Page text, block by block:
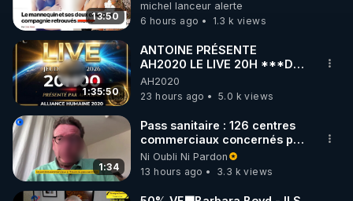
🌱 VIDÉOS NON CENSURÉES SUR ODYSEE
Toutes les vidéos Youtube sont aussi sur la
http://rgnr.li/odysee
🌱 LES STAGES EN PRÉSENTIEL
http://rgnr.li/stages
13:50
michel lanceur alerte
6 hours ago
1.3 k views
1:35:50
ANTOINE PRÉSENTE
AH2020 LE LIVE 20H ***DU
06/08/2026***
AH2020
23 hours ago
5.0 k views
1:34
Pass sanitaire : 126 centres
commerciaux concernés par
l'obligation dans toute la
France
Ni Oubli Ni Pardon
13 hours ago
3.3 k views